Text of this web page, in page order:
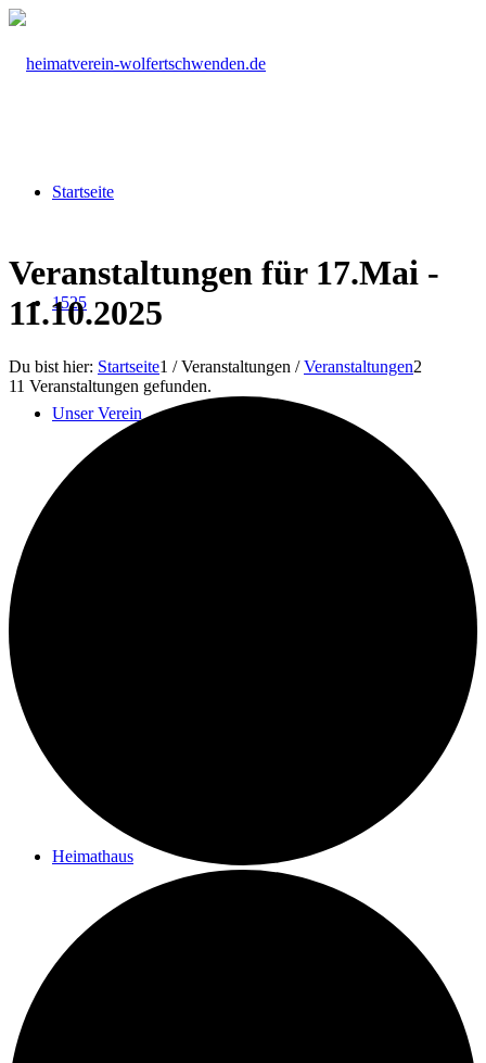
Startseite
1525
Unser Verein
Heimathaus
Veranstaltungen für 17.Mai -
11.10.2025
Du bist hier: Startseite1 / Veranstaltungen / Veranstaltungen2
11 Veranstaltungen gefunden.